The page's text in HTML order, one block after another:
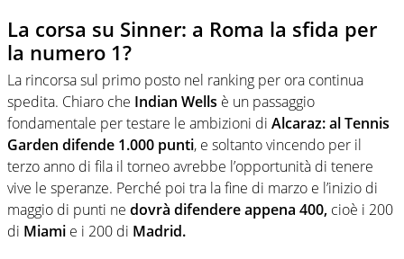
La corsa su Sinner: a Roma la sfida per
la numero 1?
La rincorsa sul primo posto nel ranking per ora continua
spedita. Chiaro che Indian Wells è un passaggio
fondamentale per testare le ambizioni di Alcaraz:al Tennis
Garden difende 1.000 punti, e soltanto vincendo per il
terzo anno di fila il torneo avrebbe l’opportunità di tenere
vive le speranze. Perché poi tra la fine di marzo e l’inizio di
maggio di punti ne dovrà difendere appena 400, cioè i 200
di Miami e i 200 di Madrid.